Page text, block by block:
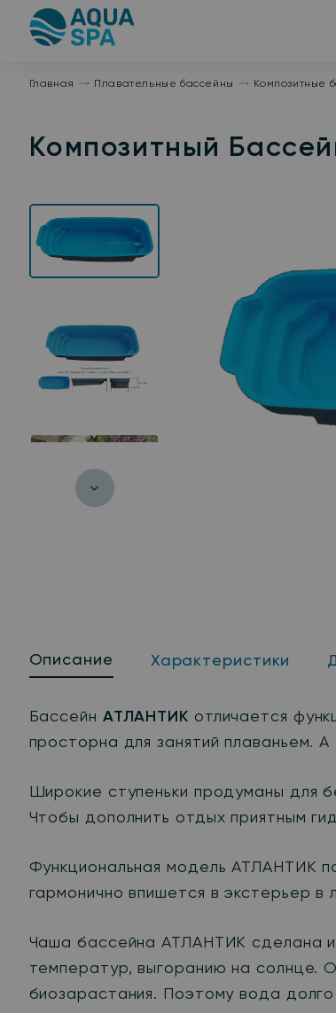
На
главную
Главная Плавательные бассейны Композитные
Композитный
Описание Характеристики
Бассейн АТЛАНТИК отличается
просторна для занятий плаваньем.
Широкие ступеньки продуманы для
Чтобы дополнить отдых приятным
Функциональная модель АТЛАНТИК
гармонично впишется в экстерьер
Чаша бассейна АТЛАНТИК сделана
температур, выгоранию на солнце.
биозарастания. Поэтому вода